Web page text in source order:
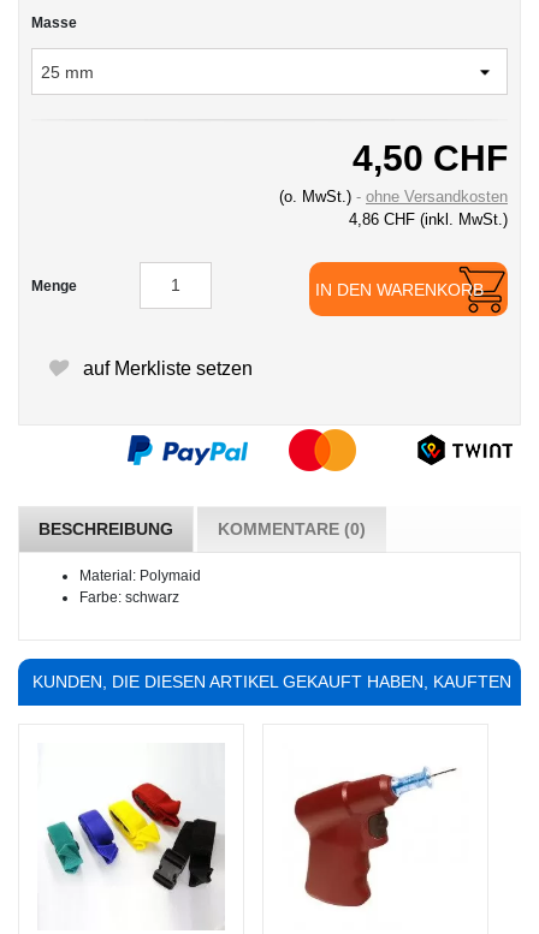
Masse
4,50 CHF
(o. MwSt.)
ohne Versandkosten
4,86 CHF (inkl. MwSt.)
Menge IN DEN WARENKORB
auf Merkliste setzen
BESCHREIBUNG KOMMENTARE (0)
Material: Polymaid
Farbe: schwarz
KUNDEN, DIE DIESEN ARTIKEL GEKAUFT HABEN, KAUFTEN